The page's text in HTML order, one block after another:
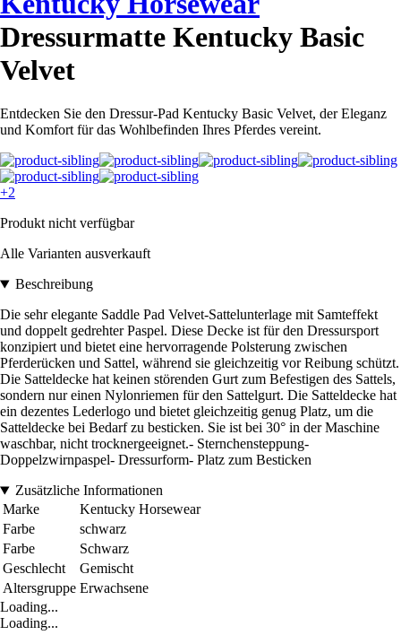
Dressurmatte Kentucky Basic
Velvet
Entdecken Sie den Dressur-Pad Kentucky Basic Velvet, der Eleganz
und Komfort für das Wohlbefinden Ihres Pferdes vereint.
+2
Produkt nicht verfügbar
Alle Varianten ausverkauft
Beschreibung
Die sehr elegante Saddle Pad Velvet-Sattelunterlage mit Samteffekt
und doppelt gedrehter Paspel. Diese Decke ist für den Dressursport
konzipiert und bietet eine hervorragende Polsterung zwischen
Pferderücken und Sattel, während sie gleichzeitig vor Reibung schützt.
Die Satteldecke hat keinen störenden Gurt zum Befestigen des Sattels,
sondern nur einen Nylonriemen für den Sattelgurt. Die Satteldecke hat
ein dezentes Lederlogo und bietet gleichzeitig genug Platz, um die
Satteldecke bei Bedarf zu besticken. Sie ist bei 30° in der Maschine
waschbar, nicht trocknergeeignet.- Sternchensteppung-
Doppelzwirnpaspel- Dressurform- Platz zum Besticken
Zusätzliche Informationen
Marke
Kentucky Horsewear
Farbe
schwarz
Farbe
Schwarz
Geschlecht
Gemischt
Altersgruppe Erwachsene
Loading...
Loading...